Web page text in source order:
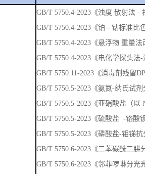
GB/T 5750.4-2023《浊度 散射法
GB/T 5750.4-2023《铂 - 钴标准比
GB/T 5750.4-2023《悬浮物 重量法
GB/T 5750.4-2023《电化学探头法
GB/T 5750.11-2023《消毒剂残留
GB/T 5750.5-2023《氨氮-纳氏试
GB/T 5750.5-2023《亚硝酸盐（
GB/T 5750.5-2023《硫酸盐 -铬酸
GB/T 5750.5-2023《磷酸盐-钼锑
GB/T 5750.6-2023《二苯碳酰二
GB/T 5750.6-2023《邻菲啰啉分光